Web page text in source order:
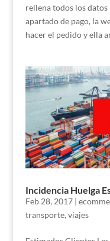
rellena todos los
apartado de pago, la
hacer el pedido y ella
Incidencia Huelga
Feb 28, 2017|
transporte, viajes